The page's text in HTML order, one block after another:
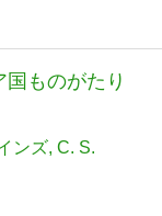
ものがたり
ンズ C. S.